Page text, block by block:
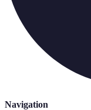
Navigation